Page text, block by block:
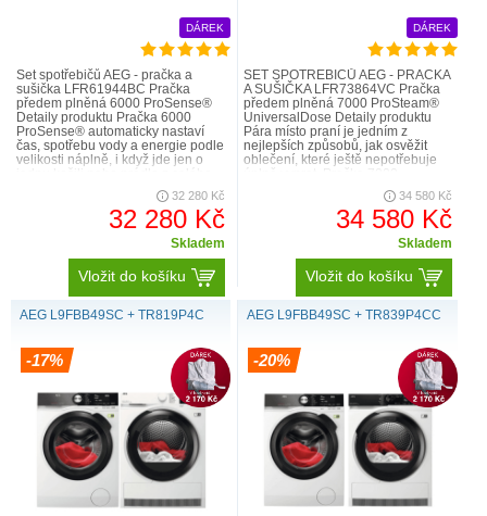
DÁREK
Set spotřebičů AEG - pračka a
sušička LFR61944BC Pračka
předem plněná 6000 ProSense®
Detaily produktu Pračka 6000
ProSense® automaticky nastaví
čas, spotřebu vody a energie podle
velikosti náplně, i když jde jen o
32 280 Kč
32 280 Kč
Skladem
Vložit do košíku
DÁREK
SET SPOTŘEBIČŮ AEG - PRAČKA
A SUŠIČKA LFR73864VC Pračka
předem plněná 7000 ProSteam®
UniversalDose Detaily produktu
Pára místo praní je jedním z
nejlepších způsobů, jak osvěžit
oblečení, které ještě nepotřebuje
ProSteam® může k osvěžení34 580 Kč
34 580 Kč
Skladem
Vložit do košíku
AEG L9FBB49SC + TR819P4C
-17%
AEG L9FBB49SC + TR839P4CC
-20%